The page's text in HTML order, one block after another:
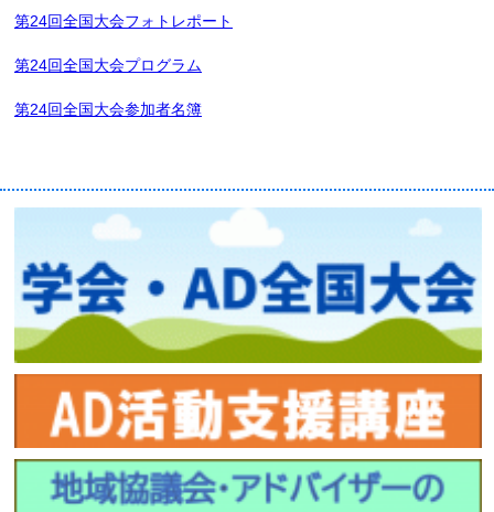
第24回全国大会フォトレポート
第24回全国大会プログラム
第24回全国大会参加者名簿